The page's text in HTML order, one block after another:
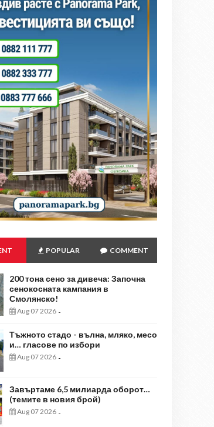
POPULAR COMMENT
200 тона сено за дивеча: Започна
сенокосната кампания в
Смолянско!
Aug 07 2026 -
Тъжното стадо - вълна, мляко, месо
и… гласове по избори
Aug 07 2026 -
Завъртаме 6,5 милиарда оборот…
(темите в новия брой)
Aug 07 2026 -